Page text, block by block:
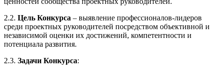
2.2. Цель Конкурса – выявление профессионалов-лидеров
среди проектных руководителей посредством объективной и
независимой оценки их достижений, компетентности и
потенциала развития.
2.3. Задачи Конкурса: